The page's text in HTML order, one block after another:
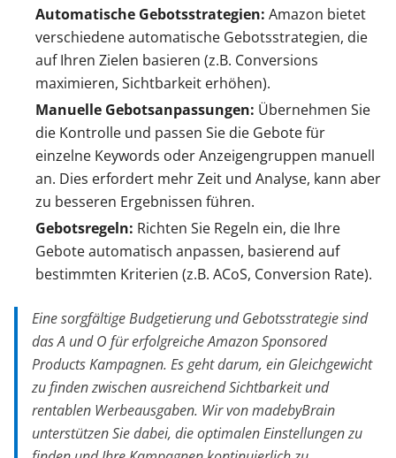
Automatische Gebotsstrategien: Amazon bietet
verschiedene automatische Gebotsstrategien, die
auf Ihren Zielen basieren (z.B. Conversions
maximieren, Sichtbarkeit erhöhen).
Manuelle Gebotsanpassungen: Übernehmen Sie
die Kontrolle und passen Sie die Gebote für
einzelne Keywords oder Anzeigengruppen manuell
an. Dies erfordert mehr Zeit und Analyse, kann aber
zu besseren Ergebnissen führen.
Gebotsregeln: Richten Sie Regeln ein, die Ihre
Gebote automatisch anpassen, basierend auf
bestimmten Kriterien (z.B. ACoS, Conversion Rate).
Eine sorgfältige Budgetierung und Gebotsstrategie sind
das A und O für erfolgreiche Amazon Sponsored
Products Kampagnen. Es geht darum, ein Gleichgewicht
zu finden zwischen ausreichend Sichtbarkeit und
rentablen Werbeausgaben. Wir von madebyBrain
unterstützen Sie dabei, die optimalen Einstellungen zu